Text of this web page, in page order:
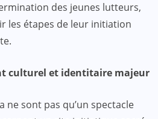
des jeunes lutteurs,
les étapes de leur initiation
culturel et identitaire majeur
ne sont pas qu’un spectacle